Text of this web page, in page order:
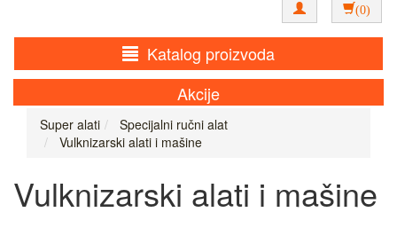
(0)
Katalog proizvoda
Akcije
Super alati
Specijalni ručni alat
Vulknizarski alati i mašine
Vulknizarski alati i mašine